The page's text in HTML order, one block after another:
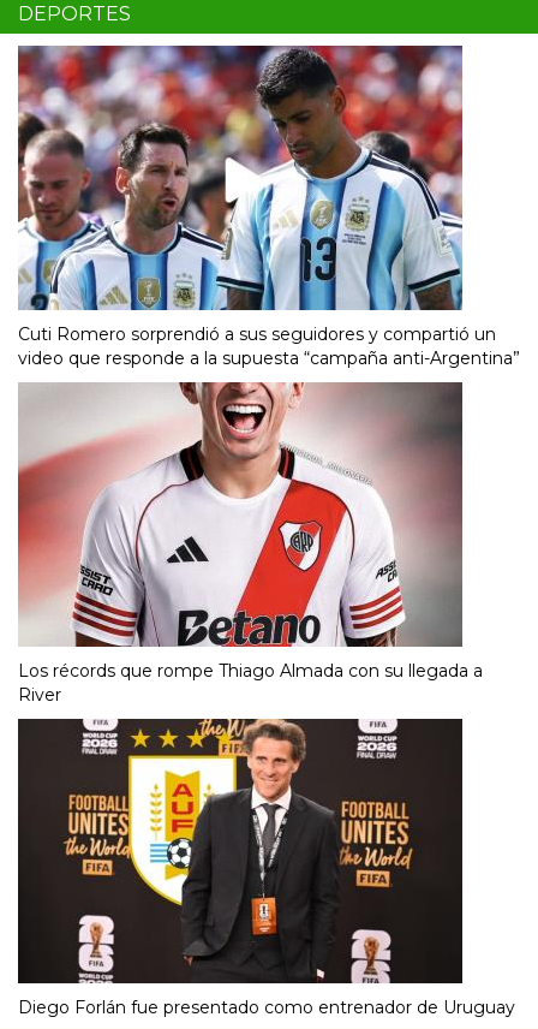
DEPORTES
Cuti Romero sorprendió a sus seguidores y compartió un
video que responde a la supuesta “campaña anti-Argentina”
Los récords que rompe Thiago Almada con su llegada a
River
Diego Forlán fue presentado como entrenador de Uruguay